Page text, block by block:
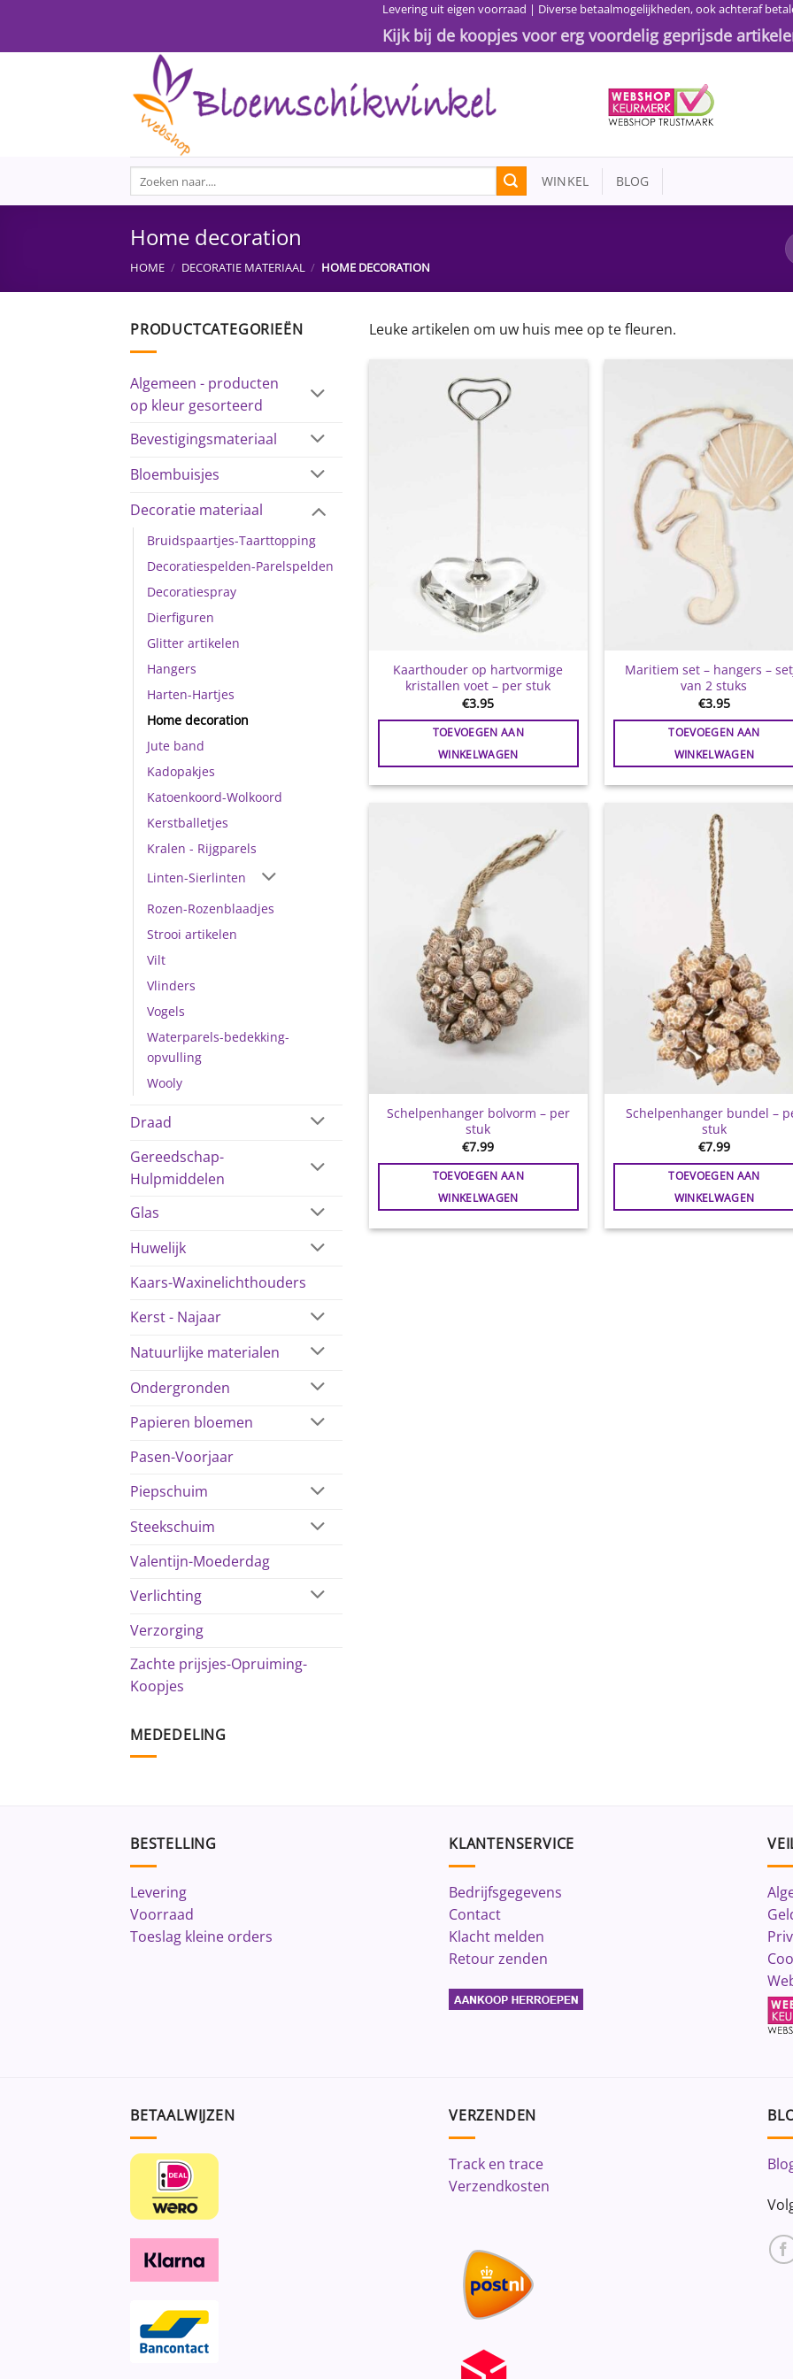
inhoud
Levering uit eigen voorraad | Diverse betaalmogelijkheden, ook achteraf
Kijk bij de koopjes voor erg voordelig geprijsde
Zoeken
naar:
WINKEL BLOG
Home decoration
HOME / DECORATIE MATERIAAL / HOME DECORATION
PRODUCTCATEGORIEËN
Algemeen - producten
op kleur gesorteerd
Bevestigingsmateriaal
Bloembuisjes
Decoratie materiaal
Bruidspaartjes-Taarttopping
Decoratiespelden-Parelspelden
Decoratiespray
Dierfiguren
Glitter artikelen
Hangers
Harten-Hartjes
Home decoration
Jute band
Kadopakjes
Katoenkoord-Wolkoord
Kerstballetjes
Kralen - Rijgparels
Linten-Sierlinten
Rozen-Rozenblaadjes
Strooi artikelen
Vilt
Vlinders
Vogels
Waterparels-bedekking-
opvulling
Wooly
Draad
Gereedschap-
Hulpmiddelen
Glas
Huwelijk
Kaars-Waxinelichthouders
Kerst - Najaar
Natuurlijke materialen
Ondergronden
Papieren bloemen
Pasen-Voorjaar
Piepschuim
Steekschuim
Valentijn-Moederdag
Verlichting
Verzorging
Zachte prijsjes-Opruiming-
Koopjes
MEDEDELING
Leuke artikelen om uw huis mee op te fleuren.
Kaarthouder op hartvormige
kristallen voet – per stuk
€3.95
TOEVOEGEN AAN
WINKELWAGEN
Maritiem set – hangers –
van 2 stuks
€3.95
TOEVOEGEN AAN
WINKELWAGEN
Toevoegen
Schelpenhanger bolvorm – per
stuk
€7.99
TOEVOEGEN AAN
WINKELWAGEN
Schelpenhanger bundel –
stuk
€7.99
TOEVOEGEN AAN
WINKELWAGEN
BESTELLING
Levering
Voorraad
Toeslag kleine orders
KLANTENSERVICE
Bedrijfsgegevens
Contact
Klacht melden
Retour zenden
BETAALWIJZEN VERZENDEN
Track en trace
Verzendkosten